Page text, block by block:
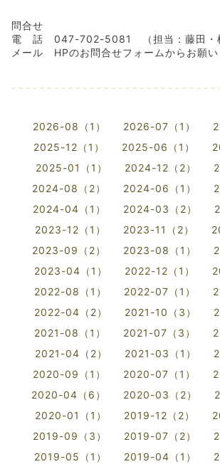
問合せ
電 話 047-702-5081 （担当：藤田・
メール HPのお問合せフォームからお願い
2026-08（1） 2026-07（1）
2025-12（1）
2025-06（1）
2025-01（1）
2024-12（2）
2024-08（2）
2024-06（1）
2024-04（1）
2024-03（2）
2023-12（1）
2023-11（2）
2023-09（2）
2023-08（1）
2023-04（1）
2022-12（1）
2022-08（1）
2022-07（1）
2022-04（2）
2021-10（3）
2021-08（1）
2021-07（3）
2021-04（2）
2021-03（1）
2020-09（1）
2020-07（1）
2020-04（6）
2020-03（2）
2020-01（1）
2019-12（2）
2019-09（3）
2019-07（2）
2019-05（1）
2019-04（1）